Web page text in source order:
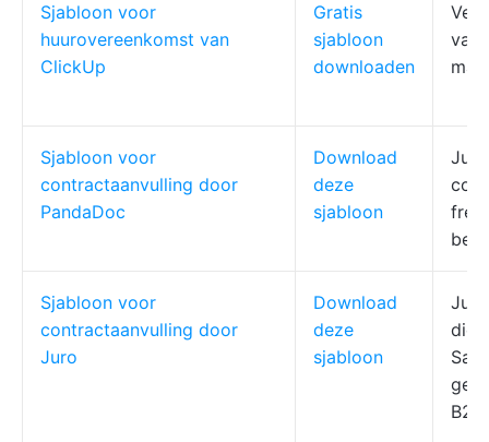
Sjabloon voor
huurovereenkomst van
ClickUp
Gratis
sjabloon
downloaden
Sjabloon voor
contractaanvulling door
PandaDoc
Download
deze
sjabloon
Sjabloon voor
contractaanvulling door
Juro
Download
deze
sjabloon